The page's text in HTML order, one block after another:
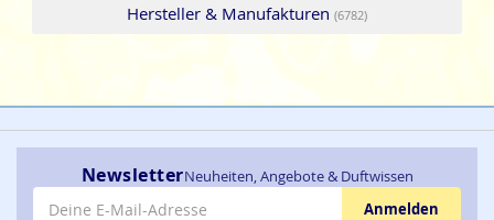
Hersteller & Manufakturen (6782)
NewsletterNeuheiten, Angebote & Duftwissen
E-Mail-Adresse
Anmelden